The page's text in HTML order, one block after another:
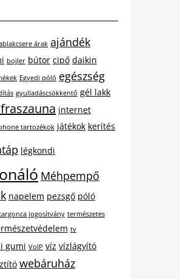
árak ajándék
bojler bútor cipő daikin
Egyedi póló egészség
gyulladáscsökkentő gél lakk
internet
tartozékok játékok kerítés
légkondi
Méhpempő
napelem pezsgő póló
jogosítvány természetes
tv
gumi VoIP víz vízlágyító
webáruház